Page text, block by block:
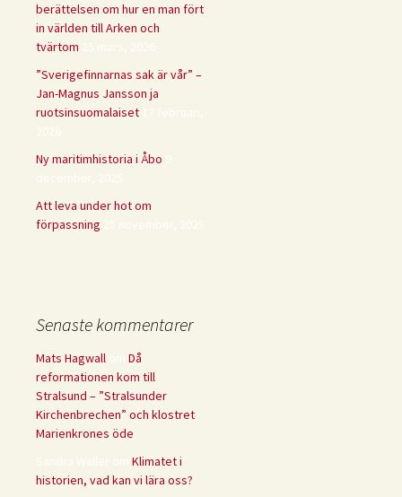
berättelsen om hur en man fört
in världen till Arken och
tvärtom
25 mars, 2026
”Sverigefinnarnas sak är vår” –
Jan-Magnus Jansson ja
ruotsinsuomalaiset 17 februari,
2026
Ny maritimhistoria i Åbo 9
december, 2025
Att leva under hot om
förpassning
25 november, 2025
Senaste kommentarer
Mats Hagwall om Då
reformationen kom till
Stralsund – ”Stralsunder
Kirchenbrechen” och klostret
Marienkrones öde
Sandra Waller om Klimatet i
historien, vad kan vi lära oss?